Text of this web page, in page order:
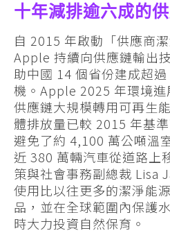
十年減排逾六成的
自 2015 年啟動「供應商
Apple 持續向供應鏈輸出
助中國 14 個省份建成超
機。Apple 2025 年環境
供應鏈大規模轉用可再生
體排放量已較 2015 年基
避免了約 4,100 萬公噸溫
近 380 萬輛汽車從道路上
策與社會事務副總裁 Lisa
使用比以往更多的潔淨能
品，並在全球範圍內保護
時大力投資自然保育。